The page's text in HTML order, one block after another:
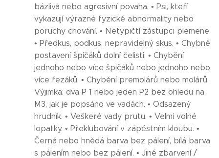
bázlivá nebo agresivní povaha. • Psi, kteří
vykazují výrazné fyzické abnormality nebo
poruchy chování. • Netypičtí zástupci plemene.
• Předkus, podkus, nepravidelný skus. • Chybné
postavení špičáků dolní čelisti. • Chybění
jednoho nebo více špičáků nebo jednoho nebo
více řezáků. • Chybění premolárů nebo molárů.
Výjimka: dva P 1 nebo jeden P2 bez ohledu na
M3, jak je popsáno ve vadách. • Odsazený
hrudník. • Veškeré vady prutu. • Velmi volné
lopatky. • Překlubování v zápěstním kloubu. •
Černá nebo hnědá barva bez pálení, bílá barva
s pálením nebo bez pálení. • Jiné zbarvení /